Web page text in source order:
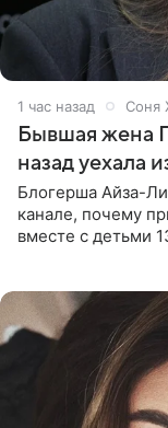
1 час назад Соня
Бывшая жена
назад уехала
Блогерша Айза-
канале, почему
вместе с детьми